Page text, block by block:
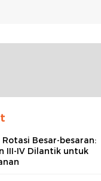
Besar-besaran:
III-IV Dilantik untuk